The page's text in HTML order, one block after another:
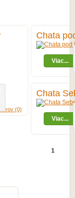
(0)
Chata
Viac...
Chata
Viac...
1